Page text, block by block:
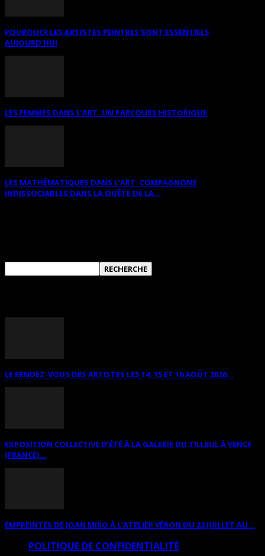
POURQUOI LES ARTISTES PEINTRES SONT ESSENTIELS
AUJOURD’HUI
LES FEMMES DANS L’ART. UN PARCOURS HISTORIQUE
LES MATHÉMATIQUES DANS L’ART. COMPAGNONS
INDISSOCIABLES DANS LA QUÊTE DE LA...
LE RENDEZ-VOUS DES ARTISTES LES 14, 15 ET 16 AOÛT 2026...
EXPOSITION COLLECTIVE D’ÉTÉ À LA GALERIE DU TILLEUL À VENCE
(FRANCE)...
EMPREINTES DE JOAN MIRO À L’ATELIER VÉRON DU 22 JUILLET AU...
POLITIQUE DE CONFIDENTIALITÉ